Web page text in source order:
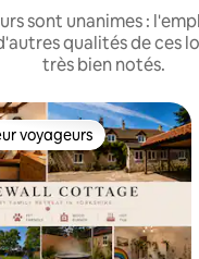
sont unanimes :
qualités de ces
très bien notés.
parmi les plus
voyageurs